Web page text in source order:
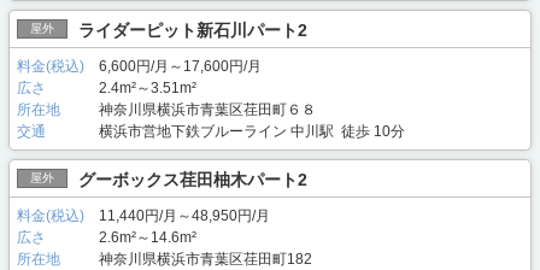
屋外 ライダーピット新石川パート2
料金(税込)
6,600円/月～17,600円/月
広さ
2.4m²～3.51m²
所在地
神奈川県横浜市青葉区荏田町６８
交通
横浜市営地下鉄ブルーライン 中川駅 徒歩 10分
屋外 グーボックス荏田柚木パート2
料金(税込)
11,440円/月～48,950円/月
広さ
2.6m²～14.6m²
所在地
神奈川県横浜市青葉区荏田町182